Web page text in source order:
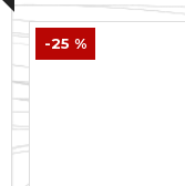
-25 %